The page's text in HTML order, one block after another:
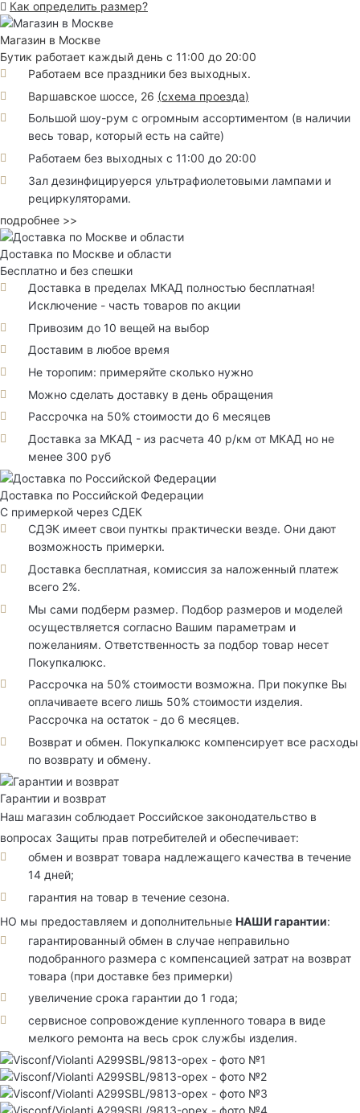
Как определить размер?
Магазин в Москве
Бутик работает каждый день с 11:00 до 20:00
Работаем все праздники без выходных.
Варшавское шоссе, 26 (схема проезда)
Большой шоу-рум с огромным ассортиментом (в наличии
весь товар, который есть на сайте)
Работаем без выходных с 11:00 до 20:00
Зал дезинфицируерся ультрафиолетовыми лампами и
рециркуляторами.
подробнее >>
Доставка по Москве и области
Бесплатно и без спешки
Доставка в пределах МКАД полностью бесплатная!
Исключение - часть товаров по акции
Привозим до 10 вещей на выбор
Доставим в любое время
Не торопим: примеряйте сколько нужно
Можно сделать доставку в день обращения
Рассрочка на 50% стоимости до 6 месяцев
Доставка за МКАД - из расчета 40 р/км от МКАД но не
менее 300 руб
Доставка по Российской Федерации
С примеркой через СДЕК
СДЭК имеет свои пунткы практически везде. Они дают
возможность примерки.
Доставка бесплатная, комиссия за наложенный платеж
всего 2%.
Мы сами подберм размер. Подбор размеров и моделей
осуществляется согласно Вашим параметрам и
пожеланиям. Ответственность за подбор товар несет
Покупкалюкс.
Рассрочка на 50% стоимости возможна. При покупке Вы
оплачиваете всего лишь 50% стоимости изделия.
Рассрочка на остаток - до 6 месяцев.
Возврат и обмен. Покупкалюкс компенсирует все расходы
по возврату и обмену.
Гарантии и возврат
Наш магазин соблюдает Российское законодательство в
вопросах Защиты прав потребителей и обеспечивает:
обмен и возврат товара надлежащего качества в течение
14 дней;
гарантия на товар в течение сезона.
НО мы предоставляем и дополнительные НАШИ гарантии:
гарантированный обмен в случае неправильно
подобранного размера с компенсацией затрат на возврат
товара (при доставке без примерки)
увеличение срока гарантии до 1 года;
сервисное сопровождение купленного товара в виде
мелкого ремонта на весь срок службы изделия.